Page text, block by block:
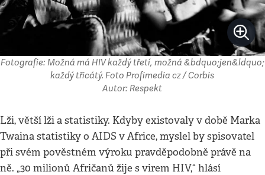
Fotografie: Možná má HIV každý třetí, možná &bdquo;jen&ldquo;
každý třicátý. Foto Profimedia cz / Corbis
Autor: Respekt
Lži, větší lži a statistiky. Kdyby existovaly v době Marka
Twaina statistiky o AIDS v Africe, myslel by spisovatel
při svém pověstném výroku pravděpodobně právě na
ně. „30 milionů Afričanů žije s virem HIV,“ hlásí